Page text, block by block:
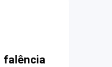
falência